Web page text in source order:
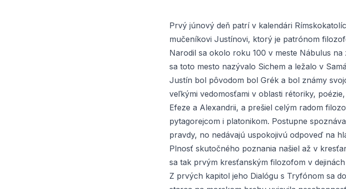
Prvý júnový deň patrí v kalendári
mučeníkovi Justínovi, ktorý je patrónom
Narodil sa okolo roku 100 v meste Nábulus
sa toto mesto nazývalo Sichem a ležalo v
Justín bol pôvodom bol Grék a bol známy
veľkými vedomosťami v oblasti rétoriky,
Efeze a Alexandrii, a prešiel celým radom
pytagorejcom i platonikom. Postupne
pravdy, no nedávajú uspokojivú odpoveď na
Plnosť skutočného poznania našiel až v
sa tak prvým kresťanským filozofom v
Z prvých kapitol jeho Dialógu s Tryfónom sa